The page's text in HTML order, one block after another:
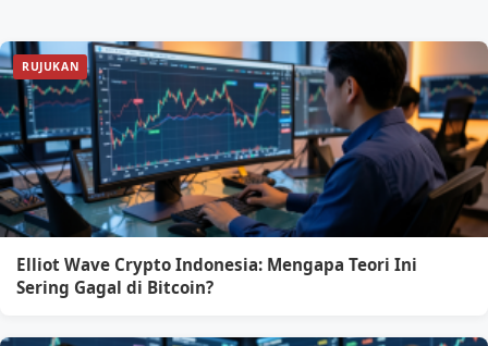
RUJUKAN
Elliot Wave Crypto Indonesia: Mengapa Teori Ini
Sering Gagal di Bitcoin?